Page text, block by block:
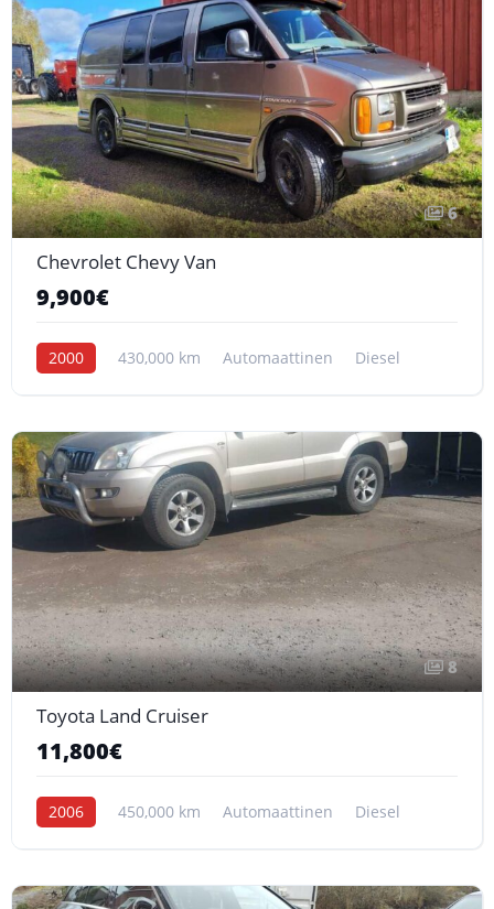
6
Chevrolet Chevy Van
9,900€
2000 430,000 km Automaattinen Diesel
8
Toyota Land Cruiser
11,800€
2006 450,000 km Automaattinen Diesel